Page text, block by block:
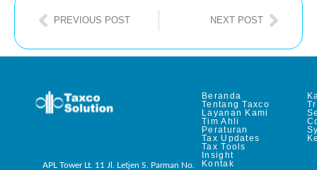
PREVIOUS POST NEXT POST
APL Tower Lt. 11 Jl. Letjen S. Parman No.
Beranda
Tentang Taxco
Layanan Kami
Tim Ahli
Peraturan
Tax Updates
Tax Tools
Insight
Kontak